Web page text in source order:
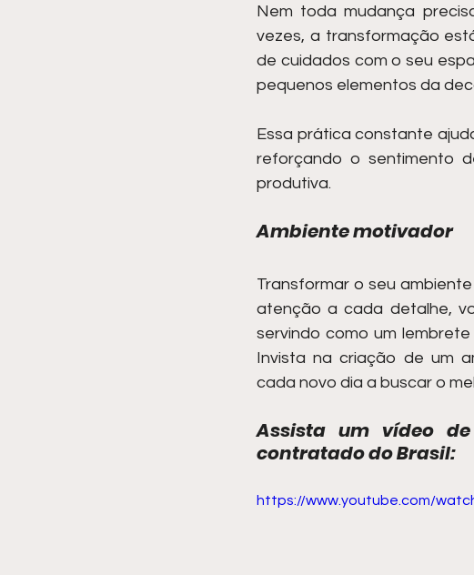
Nem toda mudança
vezes, a transformação
de cuidados com o seu
pequenos elementos da
Essa prática constante
reforçando o sentimento
produtiva.
Ambiente motivador
Transformar o seu
atenção a cada detalhe,
servindo como um
Invista na criação de um
cada novo dia a buscar o
Assista um vídeo
contratado do Brasil:
https://www.youtube.com/